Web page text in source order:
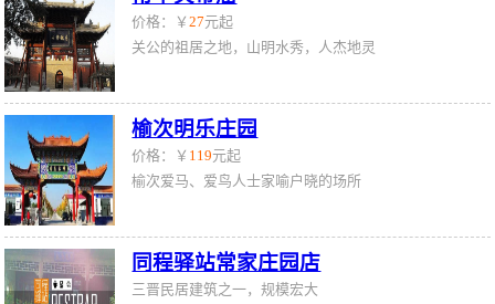
价格：￥27元起
关公的祖居之地，山明水秀，人杰地灵
榆次明乐庄园
价格：￥ 119元起
榆次爱马、爱鸟人士家喻户晓的场所
同程驿站常家庄园店
三晋民居建筑之一，规模宏大